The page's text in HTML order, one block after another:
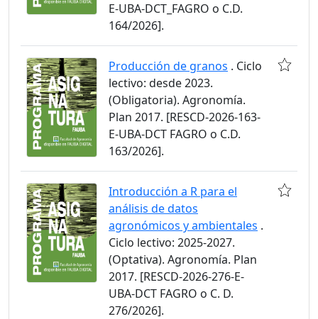
E-UBA-DCT_FAGRO o C.D.
164/2026].
Producción de granos . Ciclo
lectivo: desde 2023.
(Obligatoria). Agronomía.
Plan 2017. [RESCD-2026-163-
E-UBA-DCT FAGRO o C.D.
163/2026].
Introducción a R para el
análisis de datos
agronómicos y ambientales .
Ciclo lectivo: 2025-2027.
(Optativa). Agronomía. Plan
2017. [RESCD-2026-276-E-
UBA-DCT FAGRO o C. D.
276/2026].